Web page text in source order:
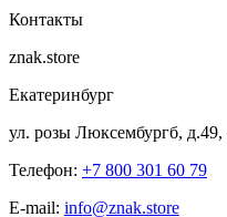
Контакты
znak.store
Екатеринбург
ул. розы Люксембургб, д.49,
Телефон: +7 800 301 60 79
E-mail: info@znak.store